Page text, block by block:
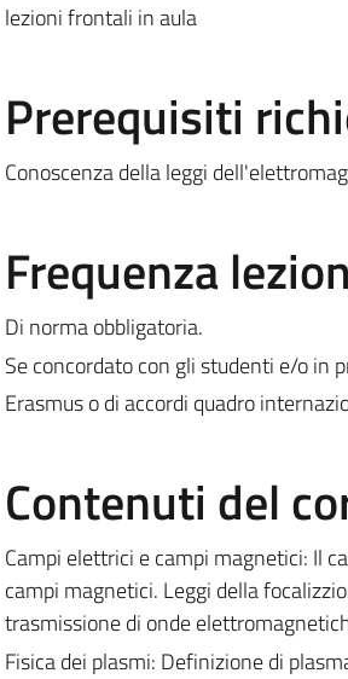
lezioni frontali in aula
Prerequisiti
Conoscenza della leggi
Frequenza
Di norma obbligatoria.
Se concordato con gli studenti e/o in
Erasmus o di accordi quadro
Contenuti del
Campi elettrici e campi magnetici: Il
campi magnetici. Leggi della
trasmissione di onde
Fisica dei plasmi: Definizione di